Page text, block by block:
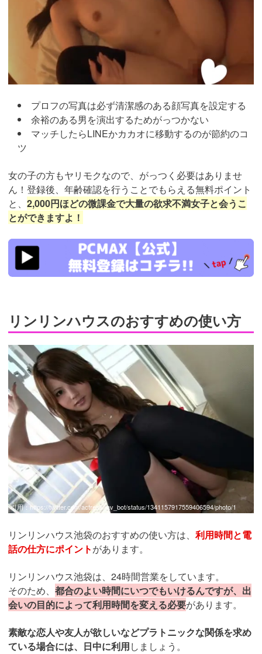
プロフの写真は必ず清潔感のある顔写真を設定する
余裕のある男を演出するためがっつかない
マッチしたらLINEかカカオに移動するのが節約のコ
ツ
女の子の方もヤリモクなので、がっつく必要はありませ
ん！登録後、年齢確認を行うことでもらえる無料ポイント
と、 2,000円ほどの微課金で大量の欲求不満女子と会うこ
とができますよ！
https://pcmax.jp/lp/?
ad_id=rm307152
リンリンハウスのおすすめの使い方
引用：https://twitter.com/actress_av_bot/status/1341157917559406594/photo/1
リンリンハウス池袋のおすすめの使い方は、 利用時間と電
話の仕方にポイントがあります。
リンリンハウス池袋は、24時間営業をしています。
そのため、 都合のよい時間にいつでもいけるんですが、出
会いの目的によって利用時間を変える必要があります。
素敵な恋人や友人が欲しいなどプラトニックな関係を求め
ている場合には、日中に利用しましょう。